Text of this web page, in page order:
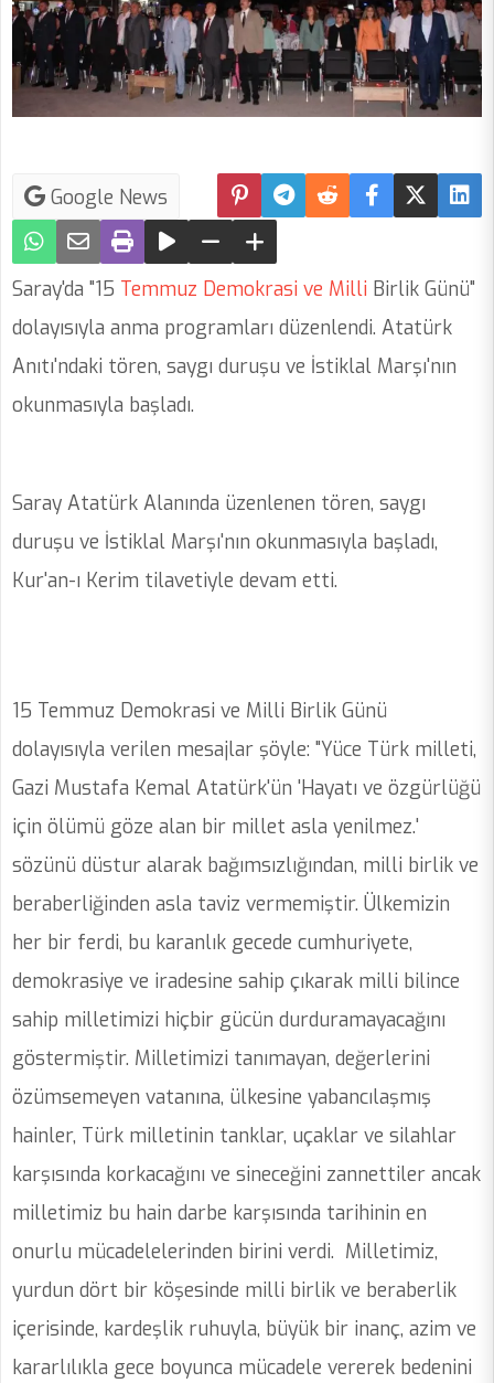
Google News
Saray'da "15 Temmuz Demokrasi ve Milli Birlik Günü"
dolayısıyla anma programları düzenlendi. Atatürk
Anıtı'ndaki tören, saygı duruşu ve İstiklal Marşı'nın
okunmasıyla başladı.
Saray Atatürk Alanında üzenlenen tören, saygı
duruşu ve İstiklal Marşı'nın okunmasıyla başladı,
Kur'an-ı Kerim tilavetiyle devam etti.
15 Temmuz Demokrasi ve Milli Birlik Günü
dolayısıyla verilen mesajlar şöyle: "Yüce Türk milleti,
Gazi Mustafa Kemal Atatürk'ün 'Hayatı ve özgürlüğü
için ölümü göze alan bir millet asla yenilmez.'
sözünü düstur alarak bağımsızlığından, milli birlik ve
beraberliğinden asla taviz vermemiştir. Ülkemizin
her bir ferdi, bu karanlık gecede cumhuriyete,
demokrasiye ve iradesine sahip çıkarak milli bilince
sahip milletimizi hiçbir gücün durduramayacağını
göstermiştir. Milletimizi tanımayan, değerlerini
özümsemeyen vatanına, ülkesine yabancılaşmış
hainler, Türk milletinin tanklar, uçaklar ve silahlar
karşısında korkacağını ve sineceğini zannettiler ancak
milletimiz bu hain darbe karşısında tarihinin en
onurlu mücadelelerinden birini verdi. Milletimiz,
yurdun dört bir köşesinde milli birlik ve beraberlik
içerisinde, kardeşlik ruhuyla, büyük bir inanç, azim ve
kararlılıkla gece boyunca mücadele vererek bedenini